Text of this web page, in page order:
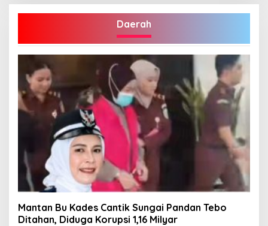
Daerah
Mantan Bu Kades Cantik Sungai Pandan Tebo
Ditahan, Diduga Korupsi 1,16 Milyar